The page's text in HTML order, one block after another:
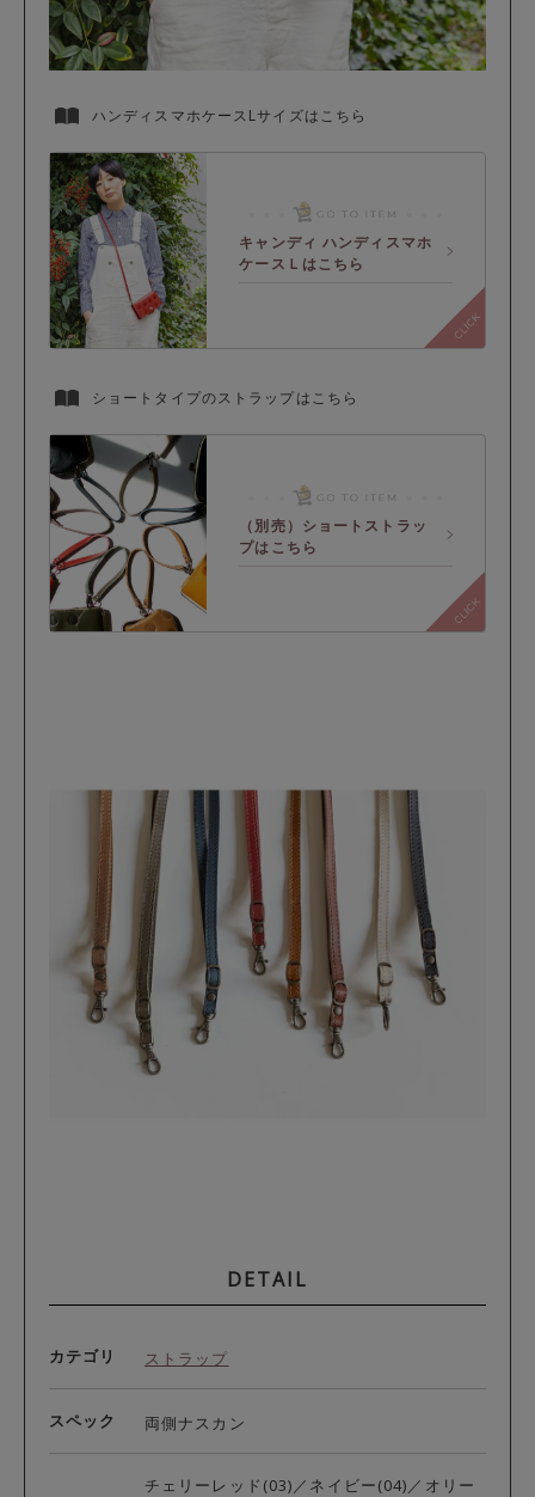
ハンディスマホケースLサイズはこちら
キャンディ ハンディスマホ
ケースＬはこちら
ショートタイプのストラップはこちら
（別売）ショートストラッ
プはこちら
DETAIL
カテゴリ ストラップ
スペック 両側ナスカン
チェリーレッド(03)／ネイビー(04)／オリー